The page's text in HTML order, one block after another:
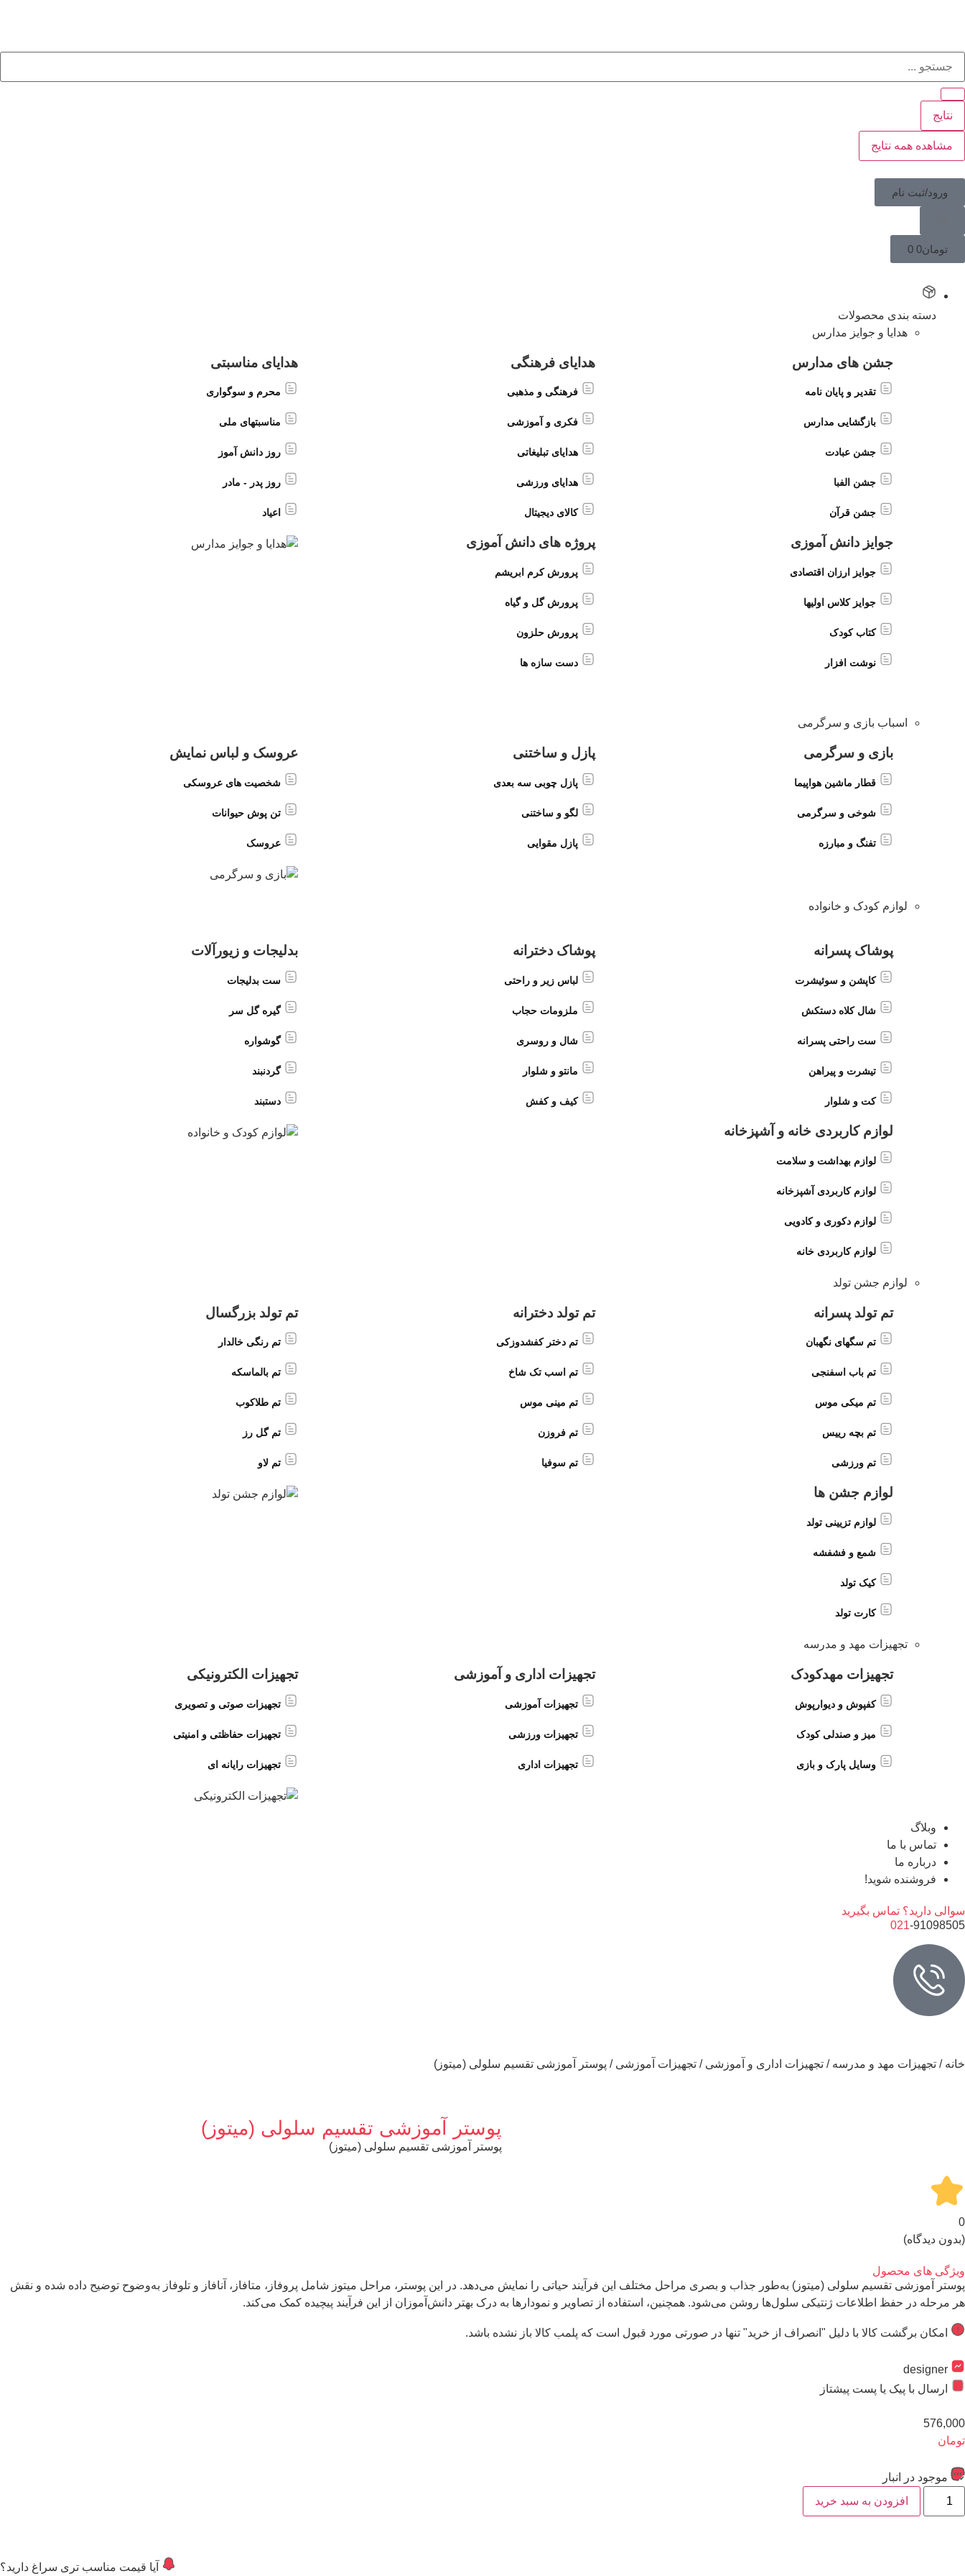
نتایج
مشاهده همه نتایج
ورود/ثبت نام
تومان0
0
دسته بندی محصولات
هدایا و جوایز مدارس
جشن های مدارس
تقدیر و پایان نامه
بازگشایی مدارس
جشن عبادت
جشن الفبا
جشن قرآن
هدایای فرهنگی
فرهنگی و مذهبی
فکری و آموزشی
هدایای تبلیغاتی
هدایای ورزشی
کالای دیجیتال
هدایای مناسبتی
محرم و سوگواری
مناسبتهای ملی
روز دانش آموز
روز پدر - مادر
اعیاد
جوایز دانش آموزی
جوایز ارزان اقتصادی
جوایز کلاس اولیها
کتاب کودک
نوشت افزار
پروژه های دانش آموزی
پرورش کرم ابریشم
پرورش گل و گیاه
پرورش حلزون
دست سازه ها
اسباب بازی و سرگرمی
بازی و سرگرمی
قطار ماشین هواپیما
شوخی و سرگرمی
تفنگ و مبارزه
پازل و ساختنی
پازل چوبی سه بعدی
لگو و ساختنی
پازل مقوایی
عروسک و لباس نمایش
شخصیت های عروسکی
تن پوش حیوانات
عروسک
لوازم کودک و خانواده
پوشاک پسرانه
کاپشن و سوئیشرت
شال کلاه دستکش
ست راحتی پسرانه
تیشرت و پیراهن
کت و شلوار
پوشاک دخترانه
لباس زیر و راحتی
ملزومات حجاب
شال و روسری
مانتو و شلوار
کیف و کفش
بدلیجات و زیورآلات
ست بدلیجات
گیره گل سر
گوشواره
گردنبند
دستبند
لوازم کاربردی خانه و آشپزخانه
لوازم بهداشت و سلامت
لوازم کاربردی آشپزخانه
لوازم دکوری و کادویی
لوازم کاربردی خانه
لوازم جشن تولد
تم تولد پسرانه
تم سگهای نگهبان
تم باب اسفنجی
تم میکی موس
تم بچه رییس
تم ورزشی
تم تولد دخترانه
تم دختر کفشدوزکی
تم اسب تک شاخ
تم مینی موس
تم فروزن
تم سوفیا
تم تولد بزرگسال
تم رنگی خالدار
تم بالماسکه
تم طلاکوب
تم گل رز
تم لاو
لوازم جشن ها
لوازم تزیینی تولد
شمع و فشفشه
کیک تولد
کارت تولد
تجهیزات مهد و مدرسه
تجهیزات مهدکودک
کفپوش و دیوارپوش
میز و صندلی کودک
وسایل پارک و بازی
تجهیزات اداری و آموزشی
تجهیزات آموزشی
تجهیزات ورزشی
تجهیزات اداری
تجهیزات الکترونیکی
تجهیزات صوتی و تصویری
تجهیزات حفاظتی و امنیتی
تجهیزات رایانه ای
وبلاگ
تماس با ما
درباره ما
فروشنده شوید!
سوالی دارید؟ تماس بگیرید
021-91098505
خانه / تجهیزات مهد و مدرسه / تجهیزات اداری و آموزشی / تجهیزات آموزشی / پوستر آموزشی تقسیم سلولی (میتوز)
پوستر آموزشی تقسیم سلولی (میتوز)
پوستر آموزشی تقسیم سلولی (میتوز)
0
(بدون دیدگاه)
ویژگی های محصول
پوستر آموزشی تقسیم سلولی (میتوز) به‌طور جذاب و بصری مراحل مختلف این فرآیند حیاتی را نمایش می‌دهد. در این پوستر، مراحل میتوز شامل پروفاز، متافاز، آنافاز و تلوفاز به‌وضوح توضیح داده شده و نقش
هر مرحله در حفظ اطلاعات ژنتیکی سلول‌ها روشن می‌شود. همچنین، استفاده از تصاویر و نمودارها به درک بهتر دانش‌آموزان از این فرآیند پیچیده کمک می‌کند.
امکان برگشت کالا با دلیل "انصراف از خرید" تنها در صورتی مورد قبول است که پلمب کالا باز نشده باشد.
designer
ارسال با پیک یا پست پیشتاز
576,000
تومان
موجود در انبار
افزودن به سبد خرید
آیا قیمت مناسب تری سراغ دارید؟